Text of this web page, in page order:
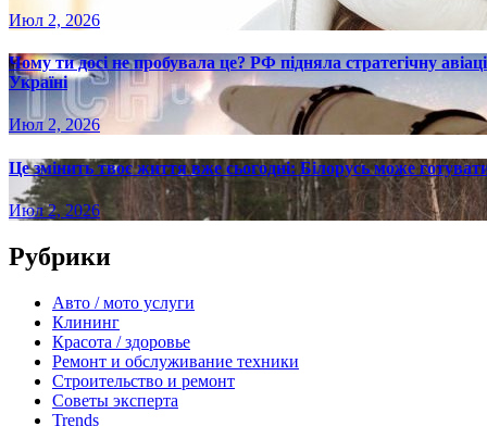
Июл 2, 2026
Чому ти досі не пробувала це? РФ підняла стратегічну
Україні
Июл 2, 2026
Це змінить твоє життя вже сьогодні: Білорусь може
Июл 2, 2026
Рубрики
Авто / мото услуги
Клининг
Красота / здоровье
Ремонт и обслуживание техники
Строительство и ремонт
Советы эксперта
Trends